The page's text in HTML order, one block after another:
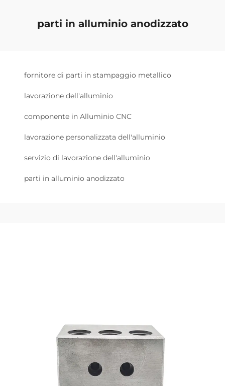
parti in alluminio anodizzato
fornitore di parti in stampaggio metallico
lavorazione dell'alluminio
componente in Alluminio CNC
lavorazione personalizzata dell'alluminio
servizio di lavorazione dell'alluminio
parti in alluminio anodizzato